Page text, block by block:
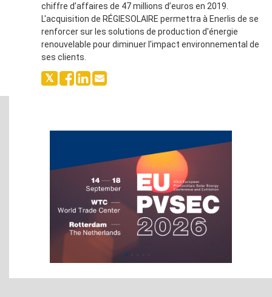
chiffre d’affaires de 47 millions d’euros en 2019.
L'acquisition de RÉGIESOLAIRE permettra à Enerlis de se
renforcer sur les solutions de production d'énergie
renouvelable pour diminuer l'impact environnemental de
ses clients.